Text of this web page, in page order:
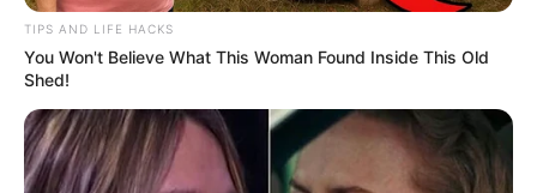
TIPS AND LIFE HACKS
You Won't Believe What This Woman Found Inside This Old
Shed!